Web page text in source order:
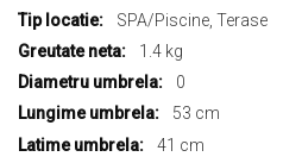
multe
SPA/Piscine, Terase
1.4 kg
0
53 cm
41 cm